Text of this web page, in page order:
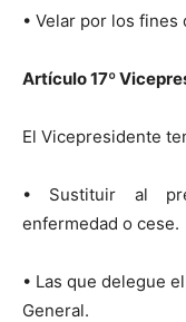
• Velar por los
Artículo 17º
El Vicepresidente
• Sustituir al
enfermedad o cese.
• Las que delegue
General.